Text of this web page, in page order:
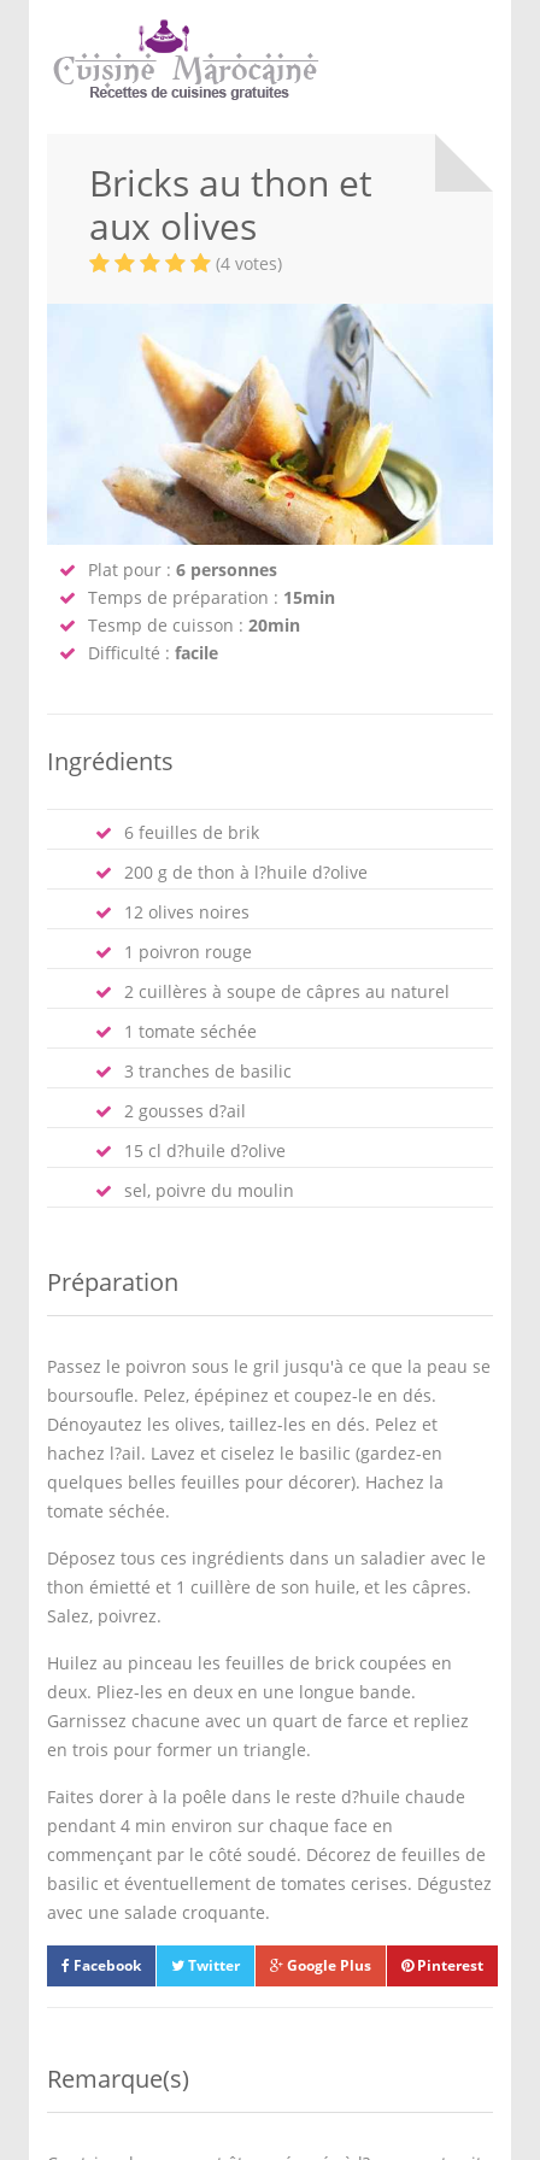
Bricks au thon et
aux olives
(4 votes)
Plat pour : 6 personnes
Temps de préparation : 15min
Tesmp de cuisson : 20min
Difficulté : facile
Ingrédients
6 feuilles de brik
200 g de thon à l?huile d?olive
12 olives noires
1 poivron rouge
2 cuillères à soupe de câpres au naturel
1 tomate séchée
3 tranches de basilic
2 gousses d?ail
15 cl d?huile d?olive
sel, poivre du moulin
Préparation
Passez le poivron sous le gril jusqu'à ce que la peau se
boursoufle. Pelez, épépinez et coupez-le en dés.
Dénoyautez les olives, taillez-les en dés. Pelez et
hachez l?ail. Lavez et ciselez le basilic (gardez-en
quelques belles feuilles pour décorer). Hachez la
tomate séchée.
Déposez tous ces ingrédients dans un saladier avec le
thon émietté et 1 cuillère de son huile, et les câpres.
Salez, poivrez.
Huilez au pinceau les feuilles de brick coupées en
deux. Pliez-les en deux en une longue bande.
Garnissez chacune avec un quart de farce et repliez
en trois pour former un triangle.
Faites dorer à la poêle dans le reste d?huile chaude
pendant 4 min environ sur chaque face en
commençant par le côté soudé. Décorez de feuilles de
basilic et éventuellement de tomates cerises. Dégustez
avec une salade croquante.
Facebook Twitter Google Plus Pinterest
Remarque(s)